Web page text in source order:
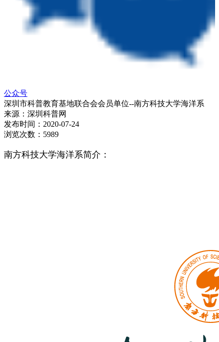
公众号
深圳市科普教育基地联合会会员单位--南方科技大学海洋系
来源： 深圳科普网
发布时间： 2020-07-24
浏览次数： 5989
南方科技大学海洋系简介：